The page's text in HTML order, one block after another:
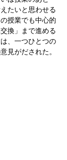
たいと思わせる
授業でも中心的
換」まで進める
、一つひとつの
見がだされた。